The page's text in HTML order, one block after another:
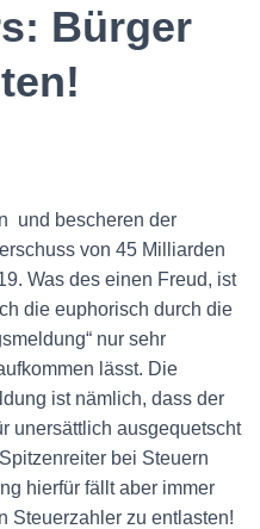
Bürger
und bescheren der
von 45 Milliarden
Was des einen Freud, ist
die euphorisch durch die
nur sehr
lässt. Die
ist nämlich, dass der
unersättlich ausgequetscht
bei Steuern
hierfür fällt aber immer
Steuerzahler zu entlasten!